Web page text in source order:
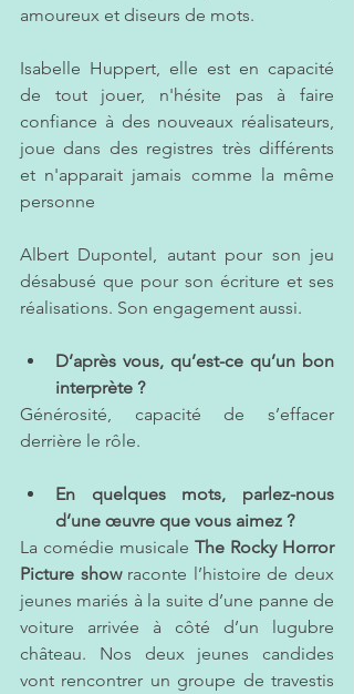
amoureux et diseurs de mots.
Isabelle Huppert, elle est en capacité
de tout jouer, n'hésite pas à faire
confiance à des nouveaux réalisateurs,
joue dans des registres très différents
et n'apparait jamais comme la même
personne
Albert Dupontel, autant pour son jeu
désabusé que pour son écriture et ses
réalisations. Son engagement aussi.
D’après vous, qu’est-ce qu’un bon
interprète ?
Générosité, capacité de s’effacer
derrière le rôle.
En quelques mots, parlez-nous
d’une œuvre que vous aimez ?
La comédie musicale The Rocky Horror
Picture show raconte l’histoire de deux
jeunes mariés à la suite d’une panne de
voiture arrivée à côté d’un lugubre
château. Nos deux jeunes candides
vont rencontrer un groupe de travestis